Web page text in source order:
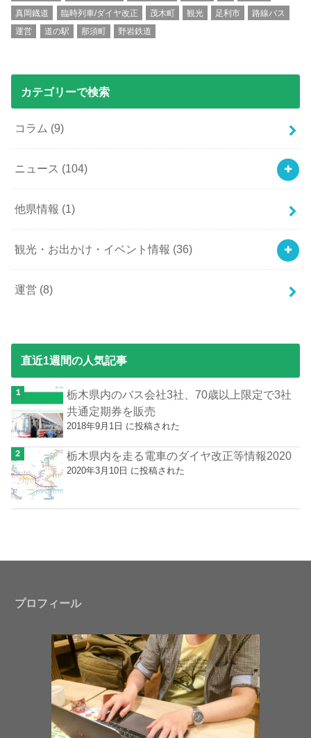
真岡鐡道
臨時列車/ダイヤ改正 茂木町 観光 足利市
路線バス
運営
道の駅 那須町 野岩鉄道
カテゴリーで検索
コラム (9)
ニュース (104)
他県情報 (1)
観光・お出かけ・イベント情報 (36)
運営 (8)
直近1週間の人気記事
栃木県内のバス会社3社、70歳以上限定で3社
共通定期券を販売
2018年9月1日 に投稿された
栃木県内を走る電車のダイヤ改正等情報2020
2020年3月10日 に投稿された
プロフィール